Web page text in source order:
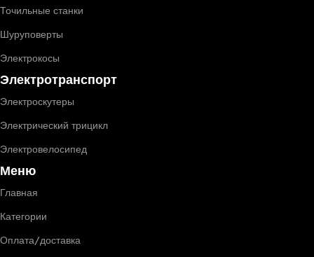
Точильные станки
Шуруповерты
Электрокосы
Электротранспорт
Электроскутеры
Электрический трицикл
Электровелосипед
Меню
Главная
Категории
Оплата/доставка